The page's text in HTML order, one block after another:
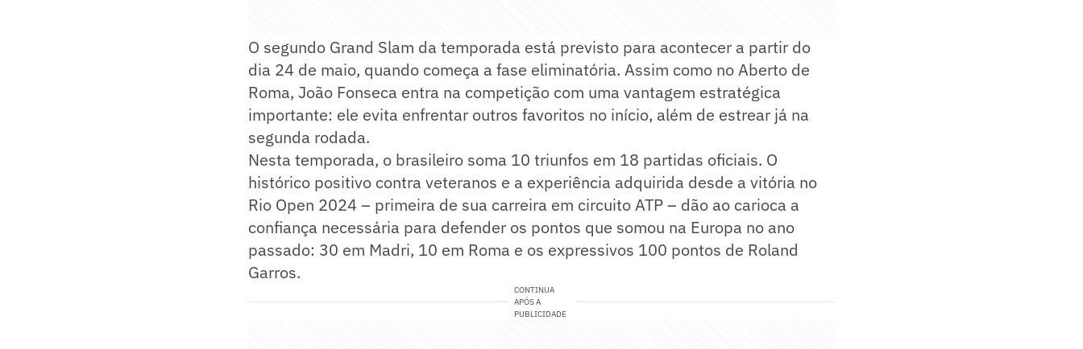
O segundo Grand Slam da temporada está previsto para acontecer a partir do
dia 24 de maio, quando começa a fase eliminatória. Assim como no Aberto de
Roma, João Fonseca entra na competição com uma vantagem estratégica
importante: ele evita enfrentar outros favoritos no início, além de estrear já na
segunda rodada.
Nesta temporada, o brasileiro soma 10 triunfos em 18 partidas oficiais. O
histórico positivo contra veteranos e a experiência adquirida desde a vitória no
Rio Open 2024 – primeira de sua carreira em circuito ATP – dão ao carioca a
confiança necessária para defender os pontos que somou na Europa no ano
passado: 30 em Madri, 10 em Roma e os expressivos 100 pontos de Roland
Garros.
CONTINUA
APÓS A
PUBLICIDADE